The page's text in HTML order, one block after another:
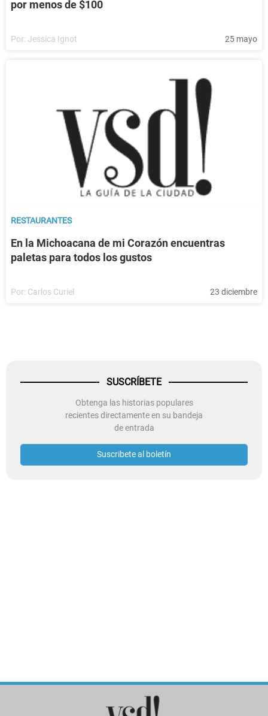
por menos de $100
Por: Jessica Ignot 25 mayo
RESTAURANTES
En la Michoacana de mi Corazón encuentras
paletas para todos los gustos
Por: Carlos Curiel 23 diciembre
SUSCRÍBETE
Obtenga las historias populares
recientes directamente en su bandeja
de entrada
Suscribete al boletín